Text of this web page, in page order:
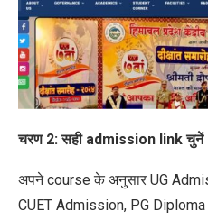
चरण 2: सही admission link चुनें
अपने course के अनुसार UG
CUET Admission, PG